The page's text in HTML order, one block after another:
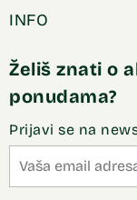
INFO
Želiš znati o
ponudama?
Prijavi se na